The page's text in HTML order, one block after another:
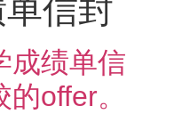
信封
成绩单信
offer。